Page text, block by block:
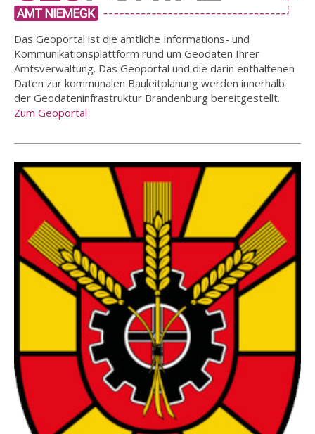
Das Geoportal ist die amtliche Informations- und
Kommunikationsplattform rund um Geodaten Ihrer
Amtsverwaltung. Das Geoportal und die darin enthaltenen
Daten zur kommunalen Bauleitplanung werden innerhalb
der Geodateninfrastruktur Brandenburg bereitgestellt.
Zum Geoportal